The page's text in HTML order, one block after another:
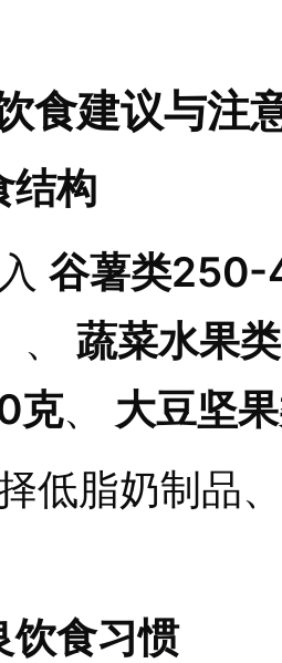
食建议与注
结构
谷薯类
蔬菜水果
克、
大豆坚
低脂奶制品
饮食习惯